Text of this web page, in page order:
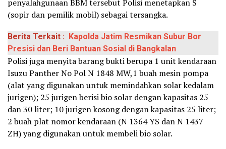
penyalahgunaan BBM tersebut Polisi menetapkan S
(sopir dan pemilik mobil) sebagai tersangka.
Berita Terkait : Kapolda Jatim Resmikan Subur Bor
Presisi dan Beri Bantuan Sosial di Bangkalan
Polisi juga menyita barang bukti berupa 1 unit kendaraan
Isuzu Panther No Pol N 1848 MW,1 buah mesin pompa
(alat yang digunakan untuk memindahkan solar kedalam
jurigen); 25 jurigen berisi bio solar dengan kapasitas 25
dan 30 liter; 10 jurigen kosong dengan kapasitas 25 liter;
2 buah plat nomor kendaraan (N 1364 YS dan N 1437
ZH) yang digunakan untuk membeli bio solar.